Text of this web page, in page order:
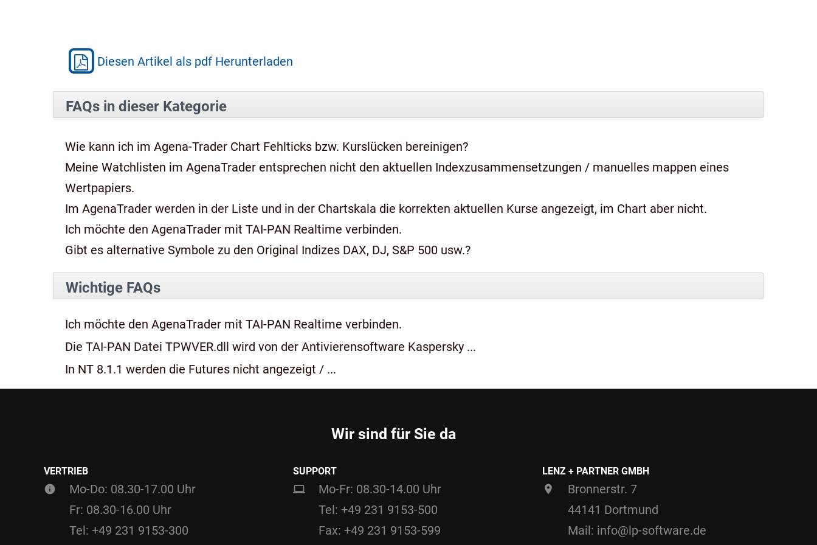
Diesen Artikel als pdf Herunterladen
FAQs in dieser Kategorie
Wie kann ich im Agena-Trader Chart Fehlticks bzw. Kurslücken bereinigen?
Meine Watchlisten im AgenaTrader entsprechen nicht den aktuellen Indexzusammensetzungen / manuelles mappen eines
Wertpapiers.
Im AgenaTrader werden in der Liste und in der Chartskala die korrekten aktuellen Kurse angezeigt, im Chart aber nicht.
Ich möchte den AgenaTrader mit TAI-PAN Realtime verbinden.
Gibt es alternative Symbole zu den Original Indizes DAX, DJ, S&P 500 usw.?
Wichtige FAQs
Ich möchte den AgenaTrader mit TAI-PAN Realtime verbinden.
Die TAI-PAN Datei TPWVER.dll wird von der Antivierensoftware Kaspersky ...
In NT 8.1.1 werden die Futures nicht angezeigt / ...
Wir sind für Sie da
VERTRIEB
Mo-Do: 08.30-17.00 Uhr
Fr: 08.30-16.00 Uhr
Tel: +49 231 9153-300
SUPPORT
Mo-Fr: 08.30-14.00 Uhr
Tel: +49 231 9153-500
Fax: +49 231 9153-599
LENZ + PARTNER GMBH
Bronnerstr. 7
44141 Dortmund
Mail: info@lp-software.de